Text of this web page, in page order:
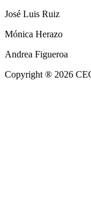
José Luis Ruiz
Mónica Herazo
Andrea Figueroa
Copyright ® 2026